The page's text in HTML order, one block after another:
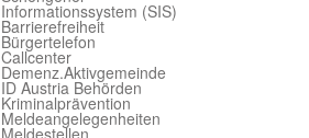
Informationssystem (SIS)
Barriere­freiheit
Bürger­telefon
Call­center
Demenz.Aktiv­gemeinde
ID Austria Behörden
Kriminal­prävention
Melde­an­ge­le­gen­heiten
Meld­estellen